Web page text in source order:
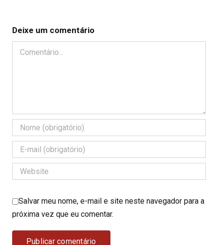
Deixe um comentário
Comentário
Salvar meu nome, e-mail e site neste navegador para a
próxima vez que eu comentar.